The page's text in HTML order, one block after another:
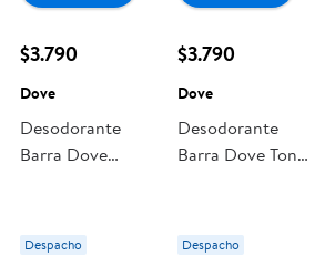
$3.790
Dove
Desodorante
Barra Dove
Despacho
$3.790
Dove
Desodorante
Barra Dove Tono
Despacho